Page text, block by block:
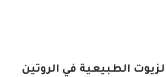
الطبيعية في الروتين